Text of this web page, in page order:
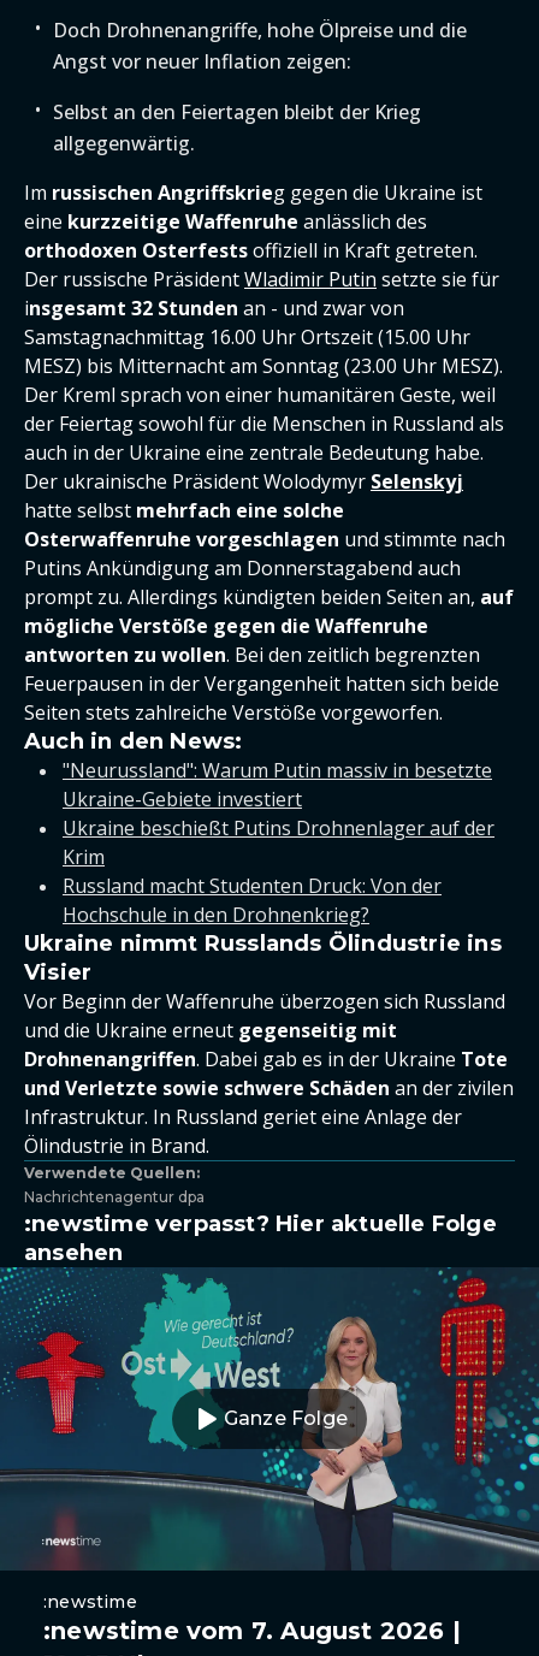
Doch Drohnenangriffe, hohe Ölpreise und die
Angst vor neuer Inflation zeigen:
Selbst an den Feiertagen bleibt der Krieg
allgegenwärtig.
Im russischen Angriffskrieg gegen die Ukraine ist
eine kurzzeitige Waffenruhe anlässlich des
orthodoxen Osterfestsoffiziell in Kraft getreten.
Der russische PräsidentWladimir Putin setzte sie für
insgesamt 32 Stunden an - und zwar von
Samstagnachmittag 16.00 Uhr Ortszeit (15.00 Uhr
MESZ) bis Mitternacht am Sonntag (23.00 Uhr MESZ).
Der Kreml sprach von einer humanitären Geste, weil
der Feiertag sowohl für die Menschen in Russland als
auch in der Ukraine eine zentrale Bedeutung habe.
Der ukrainische Präsident Wolodymyr Selenskyj
hatte selbst mehrfach eine solche
Osterwaffenruhe vorgeschlagen und stimmte nach
Putins Ankündigung am Donnerstagabend auch
prompt zu. Allerdings kündigten beiden Seiten an, auf
mögliche Verstöße gegen die Waffenruhe
antworten zu wollen. Bei den zeitlich begrenzten
Feuerpausen in der Vergangenheit hatten sich beide
Seiten stets zahlreiche Verstöße vorgeworfen.
Auch in den News:
"Neurussland": Warum Putin massiv in besetzte
Ukraine-Gebiete investiert
Ukraine beschießt Putins Drohnenlager auf der
Krim
Russland macht Studenten Druck: Von der
Hochschule in den Drohnenkrieg?
Ukraine nimmt Russlands Ölindustrie ins
Visier
Vor Beginn der Waffenruhe überzogen sich Russland
und die Ukraine erneut gegenseitig mit
Drohnenangriffen. Dabei gab es in der Ukraine Tote
und Verletzte sowie schwere Schäden an der zivilen
Infrastruktur. In Russland geriet eine Anlage der
Ölindustrie in Brand.
Verwendete Quellen:
Nachrichtenagentur dpa
:newstime verpasst? Hier aktuelle Folge
ansehen
Ganze Folge
:newstime
:newstime vom 7. August 2026 |